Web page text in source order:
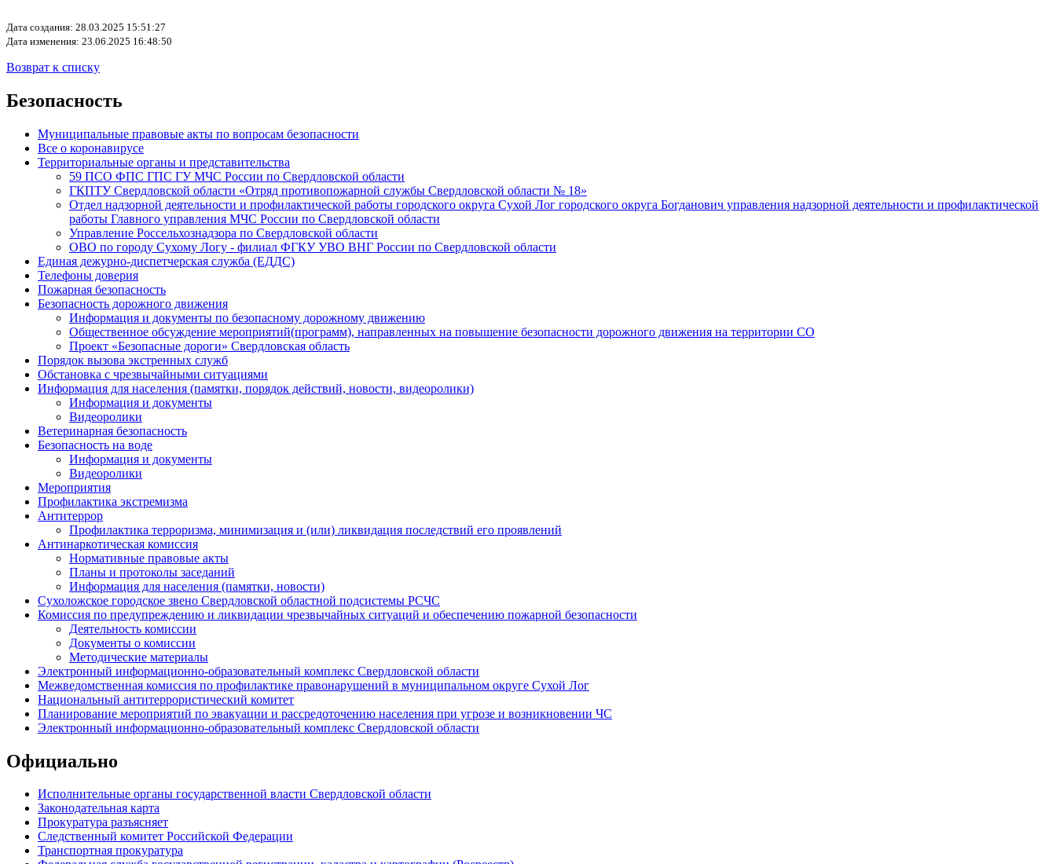
Дата создания: 28.03.2025 15:51:27
Дата изменения: 23.06.2025 16:48:50
Возврат к списку
Безопасность
Муниципальные правовые акты по вопросам безопасности
Все о коронавирусе
Территориальные органы и представительства
59 ПСО ФПС ГПС ГУ МЧС России по Свердловской области
ГКПТУ Свердловской области «Отряд противопожарной службы Свердловской области № 18»
Отдел надзорной деятельности и профилактической работы городского округа Сухой Лог городского округа Богданович управления надзорной деятельности и профилактической
работы Главного управления МЧС России по Свердловской области
Управление Россельхознадзора по Свердловской области
ОВО по городу Сухому Логу - филиал ФГКУ УВО ВНГ России по Свердловской области
Единая дежурно-диспетчерская служба (ЕДДС)
Телефоны доверия
Пожарная безопасность
Безопасность дорожного движения
Информация и документы по безопасному дорожному движению
Общественное обсуждение мероприятий(программ), направленных на повышение безопасности дорожного движения на территории СО
Проект «Безопасные дороги» Свердловская область
Порядок вызова экстренных служб
Обстановка с чрезвычайными ситуациями
Информация для населения (памятки, порядок действий, новости, видеоролики)
Информация и документы
Видеоролики
Ветеринарная безопасность
Безопасность на воде
Информация и документы
Видеоролики
Мероприятия
Профилактика экстремизма
Антитеррор
Профилактика терроризма, минимизация и (или) ликвидация последствий его проявлений
Антинаркотическая комиссия
Нормативные правовые акты
Планы и протоколы заседаний
Информация для населения (памятки, новости)
Сухоложское городское звено Свердловской областной подсистемы РСЧС
Комиссия по предупреждению и ликвидации чрезвычайных ситуаций и обеспечению пожарной безопасности
Деятельность комиссии
Документы о комиссии
Методические материалы
Электронный информационно-образовательный комплекс Cвердловской области
Межведомственная комиссия по профилактике правонарушений в муниципальном округе Сухой Лог
Национальный антитеррористический комитет
Планирование мероприятий по эвакуации и рассредоточению населения при угрозе и возникновении ЧС
Электронный информационно-образовательный комплекс Свердловской области
Официально
Исполнительные органы государственной власти Свердловской области
Законодательная карта
Прокуратура разъясняет
Следственный комитет Российской Федерации
Транспортная прокуратура